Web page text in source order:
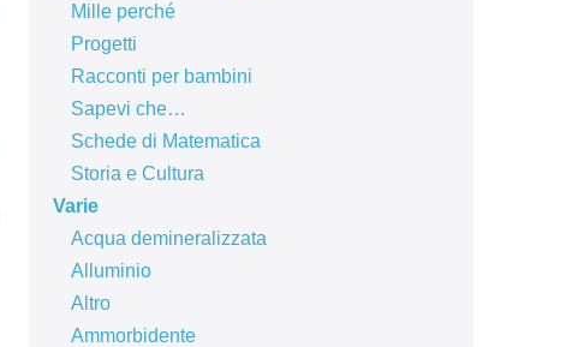
Mille perché
Progetti
Racconti per bambini
Sapevi che…
Schede di Matematica
Storia e Cultura
Varie
Acqua demineralizzata
Alluminio
Altro
Ammorbidente